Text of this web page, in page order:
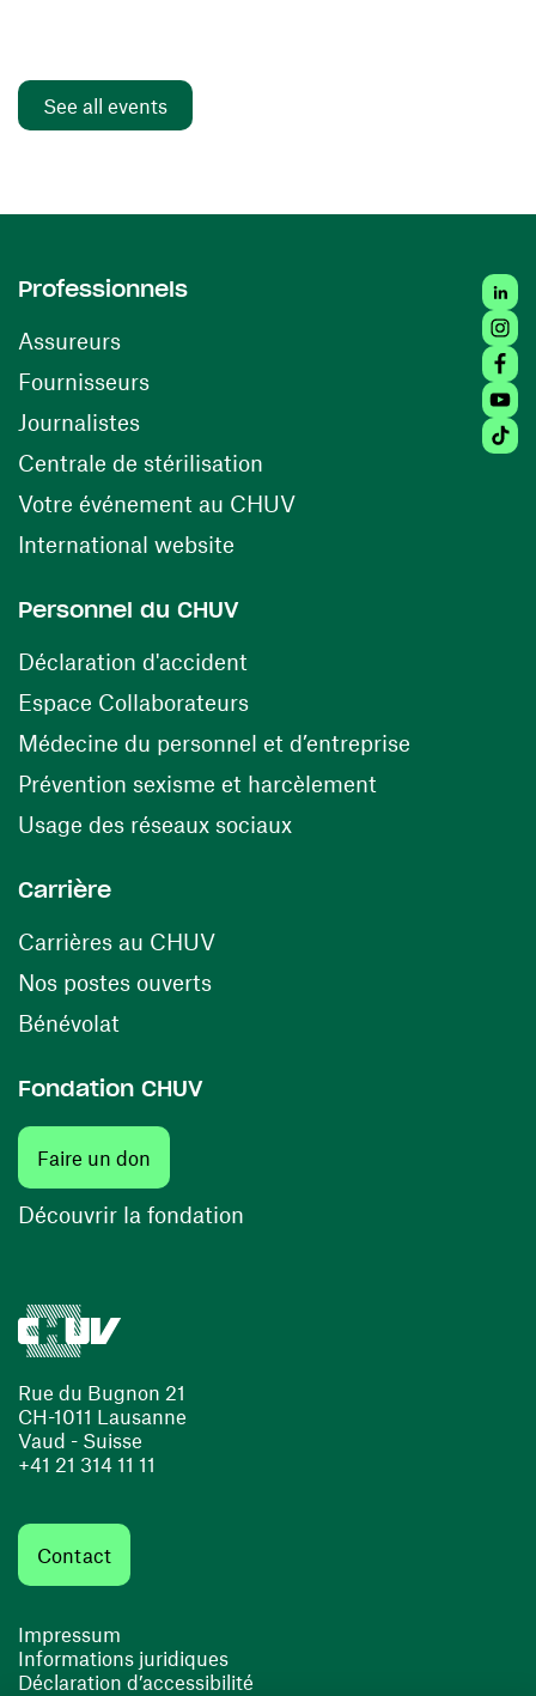
See all events
Rue du Bugnon 21
CH-1011 Lausanne
Vaud - Suisse
+41 21 314 11 11
Contact
Impressum
Informations juridiques
Déclaration d’accessibilité
Professionnels
Assureurs
Fournisseurs(opens in a new window)
Journalistes
Centrale de stérilisation (opens in a new window)
Votre événement au CHUV(opens in a new
International website
Personnel du CHUV
Déclaration d'accident
Espace Collaborateurs(opens in a new window)
Médecine du personnel et d’entreprise
Prévention sexisme et harcèlement
Usage des réseaux sociaux(opens in a new
Carrière
Carrières au CHUV(opens in a new window)
Nos postes ouverts(opens in a new window)
Bénévolat
Fondation CHUV
Faire un don
Découvrir la fondation